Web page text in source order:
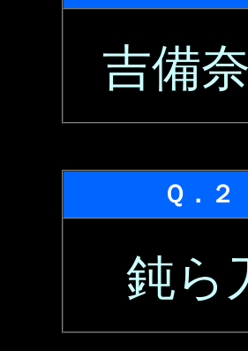
吉備
Ｑ．２
鈍ら